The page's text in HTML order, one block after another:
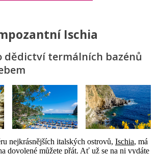
Ischia
dědictví termálních bazénů
nejkrásnějších italských ostrovů, Ischia, má
dovolené můžete přát. Ať už se na ni vydáte